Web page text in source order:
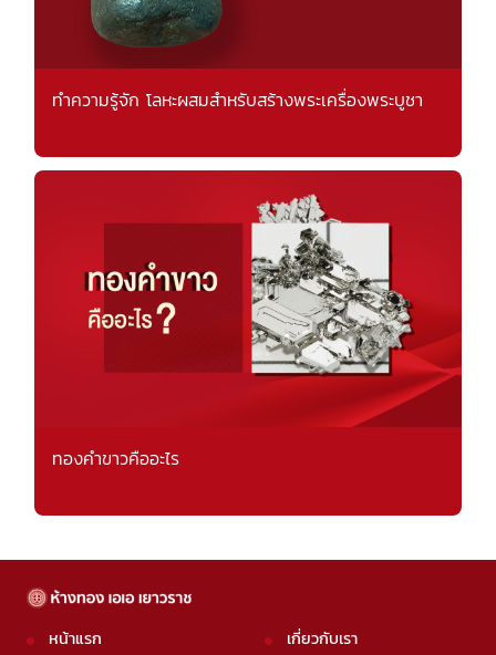
ทำความรู้จัก โลหะผสมสำหรับสร้างพระเครื่องพระบูชา
ทองคำขาวคืออะไร
หน้าแรก
เกี่ยวกับเรา